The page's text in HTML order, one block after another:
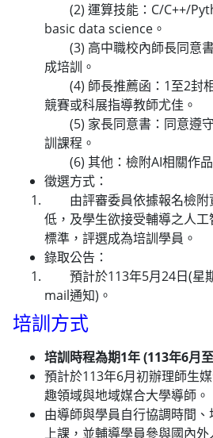
(2) 運算技能：C/C++/
basic data science。
(3) 高中職校內師長同意
成培訓。
(4) 師長推薦函：1至2封
競賽或科展指導教師尤佳。
(5) 家長同意書：同意遵
訓課程。
(6) 其他：檢附AI相關作品
徵選方式：
由評審委員依據報名檢附
低，及學生欲接受輔導之人
標準，評選成為培訓學員。
錄取公告：
預計於113年5月24日(星
mail通知)。
培訓方式
培訓時程為期1年 (113年6月
預計於113年6月初辦理師生
趣領域與地域媒合大學導師。
由導師與學員自行協調時間
上課，並輔導學員參與國內外